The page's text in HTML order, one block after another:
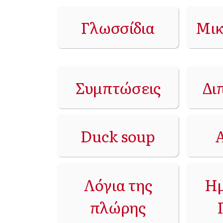
Γλωσσίδια
Συμπτώσεις
Duck soup
Λόγια της
πλώρης